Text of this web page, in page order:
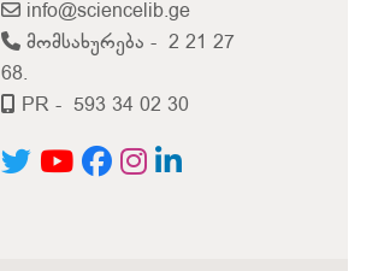
info@sciencelib.ge
მომსახურება - 2 21 27
68.
PR - 593 34 02 30